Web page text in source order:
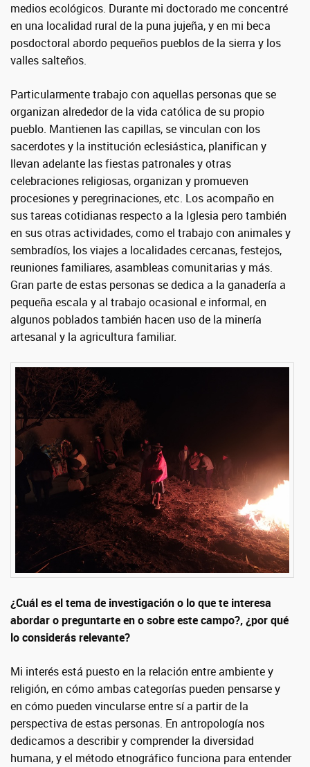
medios ecológicos. Durante mi doctorado me concentré
en una localidad rural de la puna jujeña, y en mi beca
posdoctoral abordo pequeños pueblos de la sierra y los
valles salteños.
Particularmente trabajo con aquellas personas que se
organizan alrededor de la vida católica de su propio
pueblo. Mantienen las capillas, se vinculan con los
sacerdotes y la institución eclesiástica, planifican y
llevan adelante las fiestas patronales y otras
celebraciones religiosas, organizan y promueven
procesiones y peregrinaciones, etc. Los acompaño en
sus tareas cotidianas respecto a la Iglesia pero también
en sus otras actividades, como el trabajo con animales y
sembradíos, los viajes a localidades cercanas, festejos,
reuniones familiares, asambleas comunitarias y más.
Gran parte de estas personas se dedica a la ganadería a
pequeña escala y al trabajo ocasional e informal, en
algunos poblados también hacen uso de la minería
artesanal y la agricultura familiar.
¿Cuál es el tema de investigación o lo que te interesa
abordar o preguntarte en o sobre este campo?, ¿por qué
lo considerás relevante?
Mi interés está puesto en la relación entre ambiente y
religión, en cómo ambas categorías pueden pensarse y
en cómo pueden vincularse entre sí a partir de la
perspectiva de estas personas. En antropología nos
dedicamos a describir y comprender la diversidad
humana, y el método etnográfico funciona para entender